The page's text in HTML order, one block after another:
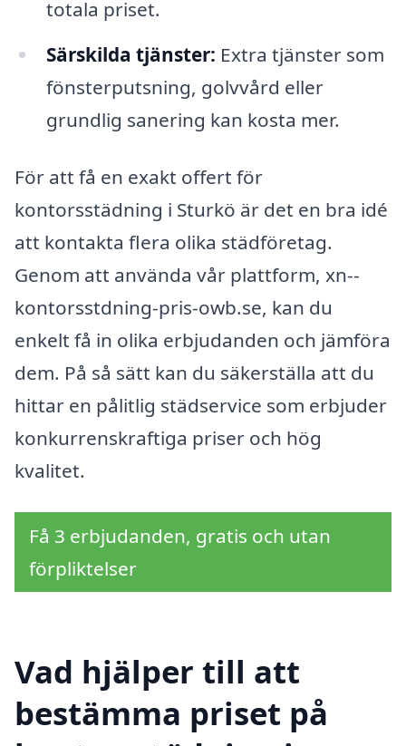
totala priset.
Särskilda tjänster: Extra tjänster som
fönsterputsning, golvvård eller
grundlig sanering kan kosta mer.
För att få en exakt offert för
kontorsstädning i Sturkö är det en bra idé
att kontakta flera olika städföretag.
Genom att använda vår plattform, xn--
kontorsstdning-pris-owb.se, kan du
enkelt få in olika erbjudanden och jämföra
dem. På så sätt kan du säkerställa att du
hittar en pålitlig städservice som erbjuder
konkurrenskraftiga priser och hög
kvalitet.
Få 3 erbjudanden, gratis och utan
förpliktelser
Vad hjälper till att
bestämma priset på